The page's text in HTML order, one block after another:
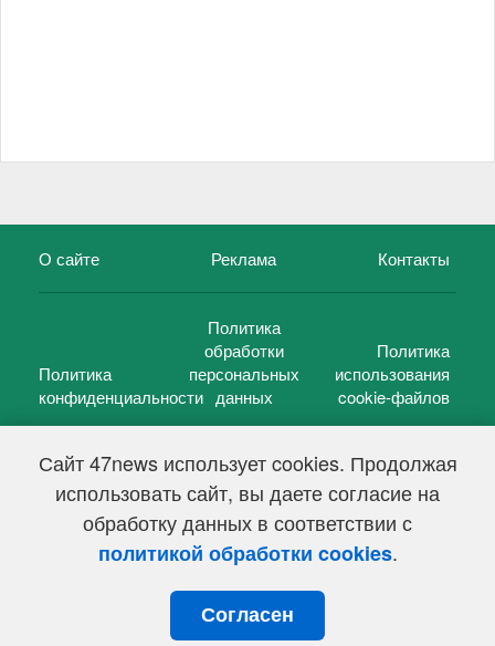
Сайт 47news использует cookies. Продолжая
использовать сайт, вы даете согласие на
обработку данных в соответствии с
политикой обработки cookies.
Согласен
О сайте Реклама Контакты
Политика
конфиденциальности
Политика
обработки
персональных
данных
Политика
использования
cookie-файлов
47 новостей (47 news)2005 — 2026 г.
Свидетельство о регистрации СМИ Эл № ФС 77-39848, выдано
Федеральной службой по надзору в сфере связи,
информационных технологий и массовых коммуникаций